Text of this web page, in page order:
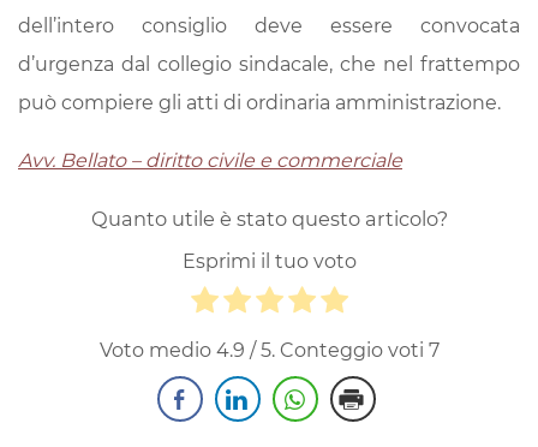
dell’intero consiglio deve essere convocata
d’urgenza dal collegio sindacale, che nel frattempo
può compiere gli atti di ordinaria amministrazione.
Avv. Bellato – diritto civile e commerciale
Quanto utile è stato questo articolo?
Esprimi il tuo voto
Voto medio 4.9 / 5. Conteggio voti 7